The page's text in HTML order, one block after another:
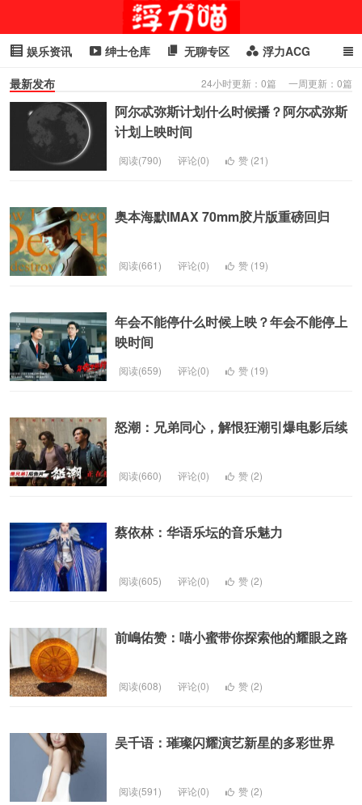
喵星闻
娱乐资讯 绅士仓库 无聊专区 浮力ACG
浮力GIF 头条女神 萌妹专区
cosplay
24小时更新：0篇 一周更新：0篇
最新发布
阿尔忒弥斯计划什么时候播？阿尔忒弥斯
计划上映时间
阅读(790) 评论(0) 赞 (21)
奥本海默IMAX 70mm胶片版重磅回归
阅读(661) 评论(0) 赞 (19)
年会不能停什么时候上映？年会不能停上
映时间
阅读(659) 评论(0) 赞 (19)
怒潮：兄弟同心，解恨狂潮引爆电影后续
阅读(660) 评论(0) 赞 (2)
蔡依林：华语乐坛的音乐魅力
阅读(605) 评论(0) 赞 (2)
前嶋佑赞：喵小蜜带你探索他的耀眼之路
阅读(608) 评论(0) 赞 (2)
吴千语：璀璨闪耀演艺新星的多彩世界
阅读(591) 评论(0) 赞 (2)